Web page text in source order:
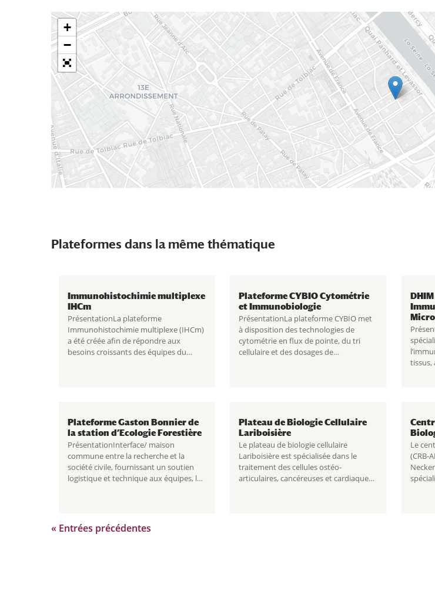
+
−
Plateformes dans la même thématique
Immunohistochimie multiplexe
IHCm
PrésentationLa plateforme
Immunohistochimie multiplexe (IHCm)
a été créée afin de répondre aux
besoins croissants des équipes du
Plateforme CYBIO Cytométrie
et Immunobiologie
PrésentationLa plateforme CYBIO met
à disposition des technologies de
cytométrie en flux de pointe, du tri
cellulaire et des dosages de
tissus,
Plateforme Gaston Bonnier de
la station d’Ecologie Forestière
PrésentationInterface/ maison
commune entre la recherche et la
société civile, fournissant un soutien
logistique et technique aux équipes, la
Plateau de Biologie Cellulaire
Lariboisière
Le plateau de biologie cellulaire
Lariboisière est spécialisée dans le
traitement des cellules ostéo-
articulaires, cancéreuses et cardiaques.
Le
(CRB-
« Entrées précédentes